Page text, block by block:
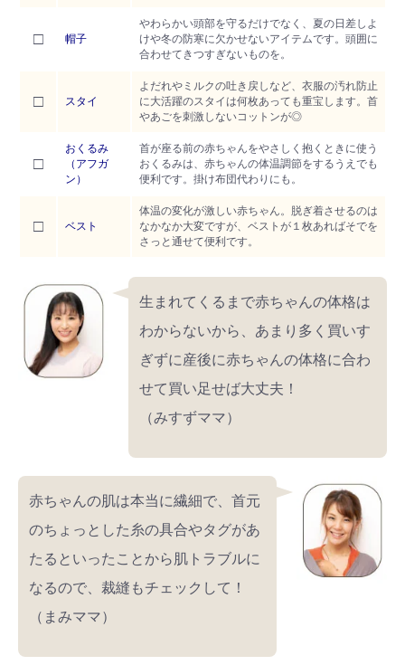
□ 帽子
やわらかい頭部を守るだけでなく、夏の日差しよ
けや冬の防寒に欠かせないアイテムです。頭囲に
合わせてきつすぎないものを。
□ スタイ
よだれやミルクの吐き戻しなど、衣服の汚れ防止
に大活躍のスタイは何枚あっても重宝します。首
やあごを刺激しないコットンが◎
□
おくるみ
（アフガ
ン）
首が座る前の赤ちゃんをやさしく抱くときに使う
おくるみは、赤ちゃんの体温調節をするうえでも
便利です。掛け布団代わりにも。
□ ベスト
体温の変化が激しい赤ちゃん。脱ぎ着させるのは
なかなか大変ですが、ベストが１枚あればそでを
さっと通せて便利です。
生まれてくるまで赤ちゃんの体格は
わからないから、あまり多く買いす
ぎずに産後に赤ちゃんの体格に合わ
せて買い足せば大丈夫！
（みすずママ）
赤ちゃんの肌は本当に繊細で、首元
のちょっとした糸の具合やタグがあ
たるといったことから肌トラブルに
なるので、裁縫もチェックして！
（まみママ）